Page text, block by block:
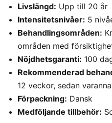
Livslängd: Upp till 20 år
Intensitetsnivåer: 5
Behandlingsområden:
områden med
Nöjdhetsgaranti: 100
Rekommenderad
12 veckor, sedan
Förpackning: Dansk
Medföljande tillbehör: